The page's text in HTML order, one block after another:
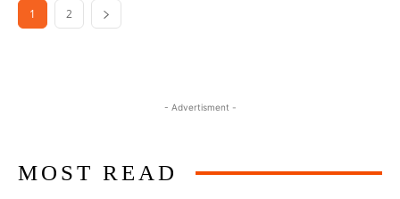
1 2
- Advertisment -
MOST READ